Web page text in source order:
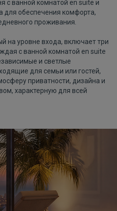
с ванной комнатой en suite и
для обеспечения комфорта,
проживания.
на уровне входа, включает три
с ванной комнатой en suite
и светлые
для семьи или гостей,
приватности, дизайна и
характерную для всей